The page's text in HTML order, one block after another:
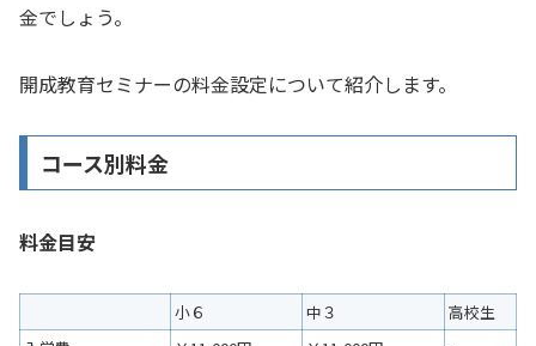
金でしょう。
開成教育セミナーの料金設定について紹介します。
コース別料金
料金目安
小６ 中３
高校生